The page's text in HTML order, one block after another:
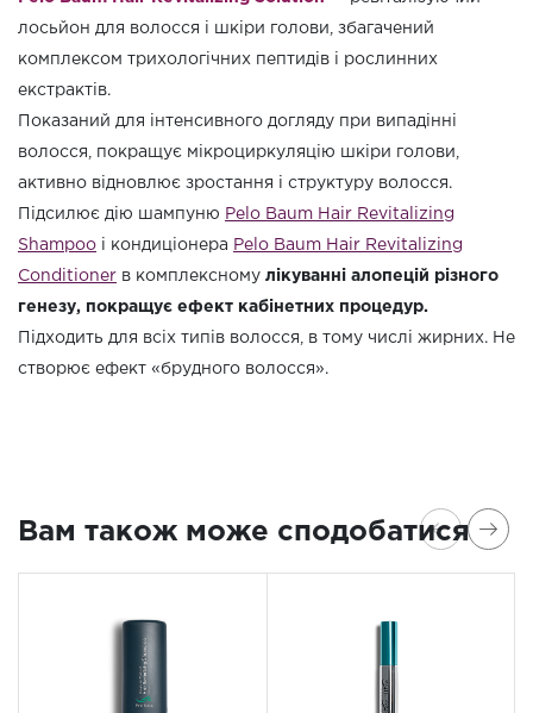
лосьйон для волосся і шкіри голови, збагачений
комплексом трихологічних пептидів і рослинних
екстрактів.
Показаний для інтенсивного догляду при випадінні
волосся, покращує мікроциркуляцію шкіри голови,
активно відновлює зростання і структуру волосся.
Підсилює дію шампуню Pelo Baum Hair Revitalizing
Shampoo і кондиціонера Pelo Baum Hair Revitalizing
Conditioner в комплексному лікуванні алопецій різного
генезу, покращує ефект кабінетних процедур.
Підходить для всіх типів волосся, в тому числі жирних. Не
створює ефект «брудного волосся».
Вам також може сподобатися